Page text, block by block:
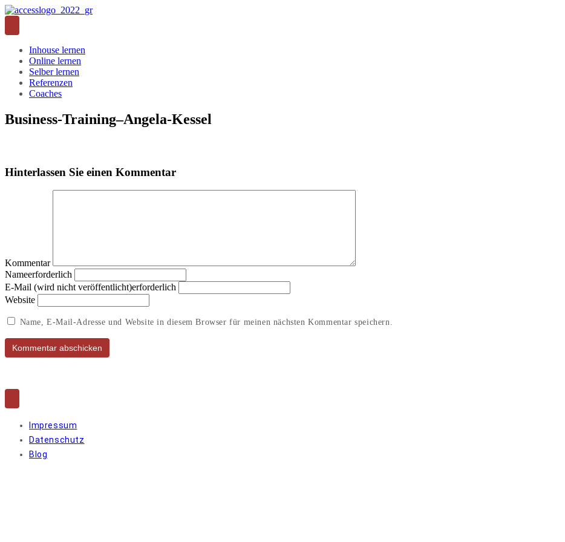
Inhouse lernen
Online lernen
Selber lernen
Referenzen
Coaches
Business-Training–Angela-Kessel
Hinterlassen Sie einen Kommentar
Kommentar
Nameerforderlich
E-Mail (wird nicht veröffentlicht)erforderlich
Website
Name, E-Mail-Adresse und Website in diesem Browser für meinen nächsten Kommentar speichern.
Impressum
Datenschutz
Blog